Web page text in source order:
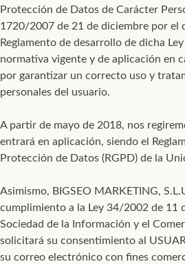
Protección de Datos de Carácter
1720/2007 de 21 de diciembre por el
Reglamento de desarrollo de dicha
normativa vigente y de aplicación en
por garantizar un correcto uso y
personales del usuario.
A partir de mayo de 2018, nos
entrará en aplicación, siendo el
Protección de Datos (RGPD) de la
Asimismo, BIGSEO MARKETING,
cumplimiento a la Ley 34/2002 de 11
Sociedad de la Información y el
solicitará su consentimiento al
su correo electrónico con fines